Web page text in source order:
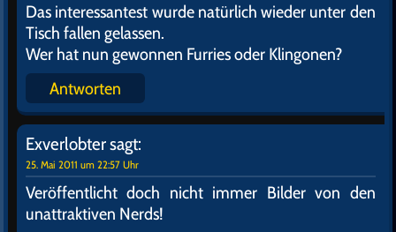
Das interessantest wurde natürlich wieder unter den
Tisch fallen gelassen.
Wer hat nun gewonnen Furries oder Klingonen?
Antworten
Exverlobtersagt:
25. Mai 2011 um 22:57 Uhr
Veröffentlicht doch nicht immer Bilder von den
unattraktiven Nerds!